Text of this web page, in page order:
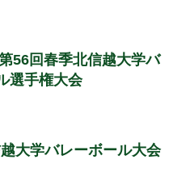
56回春季北信越大学バ
選手権大会
大学バレーボール大会